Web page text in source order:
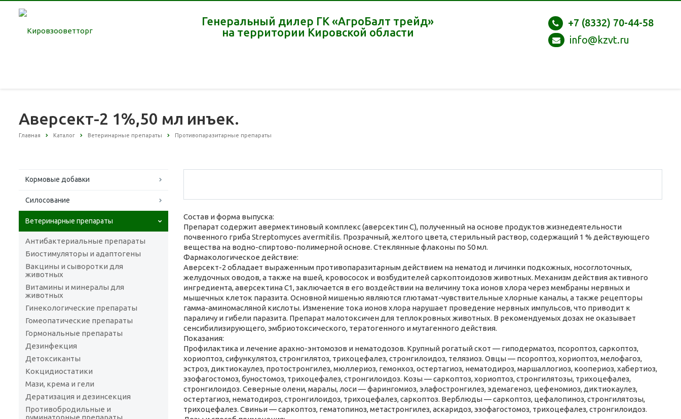
Генеральный дилер ГК «АгроБалт трейд»
на территории Кировской области
+7 (8332) 70-44-58
info@kzvt.ru
Аверсект-2 1%,50 мл инъек.
Главная Каталог Ветеринарные препараты Противопаразитарные препараты
Кормовые добавки
Силосование
Ветеринарные препараты
Антибактериальные препараты
Биостимуляторы и адаптогены
Вакцины и сыворотки для
животных
Витамины и минералы для
животных
Гинекологические препараты
Гомеопатические препараты
Гормональные препараты
Дезинфекция
Детоксиканты
Кокцидиостатики
Мази, крема и гели
Дератизация и дезинсекция
Противобродильные и
Состав и форма выпуска:
Препарат содержит авермектиновый комплекс (аверсектин С), полученный на основе продуктов жизнедеятельности
почвенного гриба Streptomyces avermitilis. Прозрачный, желтого цвета, стерильный раствор, содержащий 1 % действующего
вещества на водно-спиртово-полимерной основе. Стеклянные флаконы по 50 мл.
Фармакологическое действие:
Аверсект-2 обладает выраженным противопаразитарным действием на нематод и личинки подкожных, носоглоточных,
желудочных оводов, а также на вшей, кровососок и возбудителей саркоптоидозов животных. Механизм действия активного
ингредиента, аверсектина С1, заключается в его воздействии на величину тока ионов хлора через мембраны нервных и
мышечных клеток паразита. Основной мишенью являются глютамат-чувствительные хлорные каналы, а также рецепторы
гамма-аминомасляной кислоты. Изменение тока ионов хлора нарушает проведение нервных импульсов, что приводит к
параличу и гибели паразита. Препарат малотоксичен для теплокровных животных. В рекомендуемых дозах не оказывает
сенсибилизирующего, эмбриотоксического, тератогенного и мутагенного действия.
Показания:
Профилактика и лечение арахно-энтомозов и нематодозов. Крупный рогатый скот — гиподерматоз, псороптоз, саркоптоз,
хориоптоз, сифункулятоз, стронгилятоз, трихоцефалез, стронгилоидоз, телязиоз. Овцы — псороптоз, хориоптоз, мелофагоз,
эстроз, диктиокаулез, протостронгилез, мюллериоз, гемонхоз, остертагиоз, нематодироз, маршаллогиоз, коопериоз, хабертиоз,
эзофагостомоз, буностомоз, трихоцефалез, стронгилоидоз. Козы — саркоптоз, хориоптоз, стронгилятозы, трихоцефалез,
стронгилоидоз. Северные олени, маралы, лоси — фарингомиоз, элафостронгилез, эдемагеноз, цефеномиоз, диктиокаулез,
остертагиоз, нематодироз, стронгилоидоз, трихоцефалез, саркоптоз. Верблюды — саркоптоз, цефалопиноз, стронгилятозы,
трихоцефалез. Свиньи — саркоптоз, гематопиноз, метастронгилез, аскаридоз, эзофагостомоз, трихоцефалез, стронгилоидоз.